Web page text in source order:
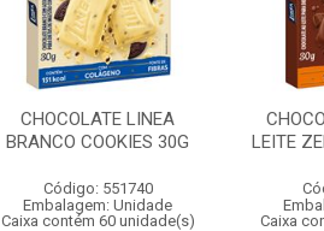
CHOCOLATE LINEA
BRANCO COOKIES 30G
Código: 551740
Embalagem: Unidade
Caixa contém 60 unidade(s)
LEITE
Caixa